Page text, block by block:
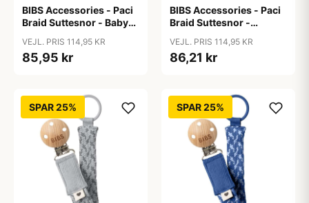
BIBS Accessories - Paci
Braid Suttesnor - Baby
VEJL. PRIS 114,95 KR
85,95 kr
BIBS Accessories - Paci
Braid Suttesnor -
VEJL. PRIS 114,95 KR
86,21 kr
SPAR 25% SPAR 25%